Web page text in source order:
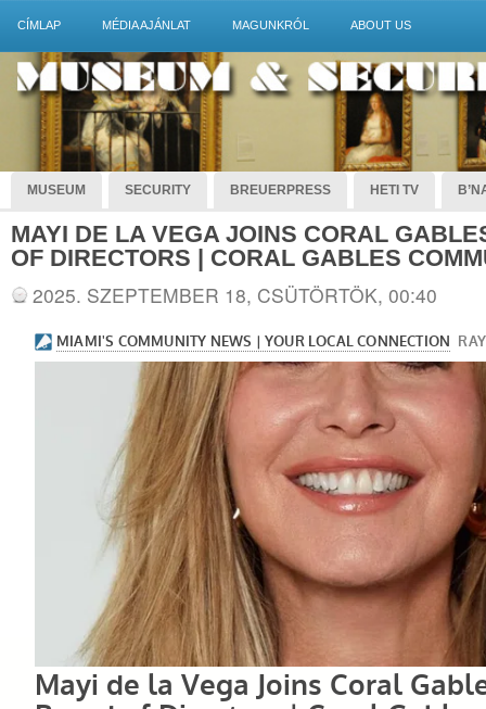
CÍMLAP MÉDIA AJÁNLAT MAGUNKRÓL ABOUT US
MUSEUM SECURITY BREUERPRESS HETI TV
MAYI DE LA VEGA JOINS CORAL
OF DIRECTORS | CORAL GABLES
2025. SZEPTEMBER 18, CSÜTÖRTÖK, 00:40